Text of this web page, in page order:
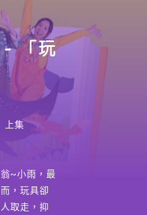
- 「玩
上集
翁~小雨，最
，玩具卻
取走，抑